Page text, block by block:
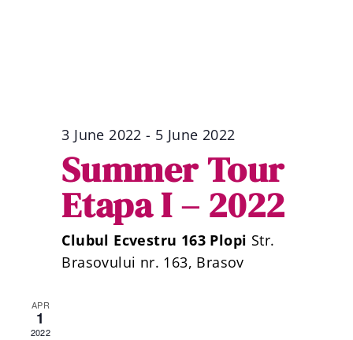
3 June 2022 - 5 June 2022
Summer Tour
Etapa I – 2022
Clubul Ecvestru 163 Plopi Str.
Brasovului nr. 163, Brasov
APR
1
2022